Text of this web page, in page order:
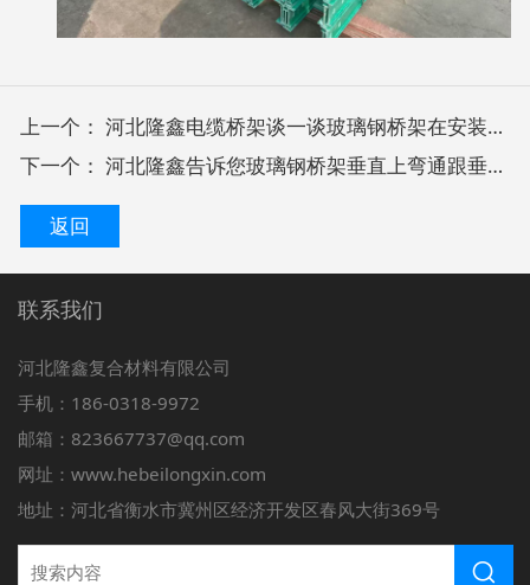
上一个： 河北隆鑫电缆桥架谈一谈玻璃钢桥架在安装的时候需要注意什么？
下一个： 河北隆鑫告诉您玻璃钢桥架垂直上弯通跟垂直下弯通怎么区分
返回
联系我们
河北隆鑫复合材料有限公司
手机：186-0318-9972
邮箱：823667737@qq.com
网址：www.hebeilongxin.com
地址：河北省衡水市冀州区经济开发区春风大街369号